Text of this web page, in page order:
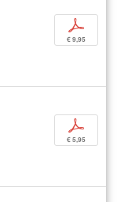
p
€ 9,95
p
€ 5,95